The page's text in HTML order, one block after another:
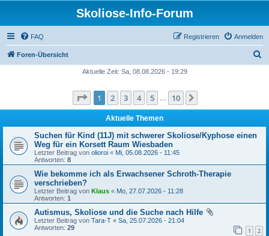
Skoliose-Info-Forum
FAQ Anmelden
Registrieren
Foren-Übersicht
e
Aktuelle Zeit: Sa, 08.08.2026 - 19:29
Seite 1von 10
1 2 3 4 5 10
Aktuelle Themen
Suchen für Kind (11J) mit schwerer Skoliose/Kyphose einen
Weg für ein Korsett Raum Wiesbaden
Letzter Beitrag von olioroi « Mi, 05.08.2026 - 11:45
Antworten: 8
Wie bekomme ich als Erwachsener Schroth-Therapie
verschrieben?
Letzter Beitrag von Klaus « Mo, 27.07.2026 - 11:28
Antworten: 1
Autismus, Skoliose und die Suche nach Hilfe
Letzter Beitrag von Tara-T « Sa, 25.07.2026 - 21:04
Antworten: 29 1 2